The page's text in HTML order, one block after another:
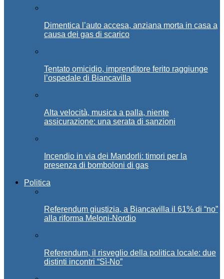
Dimentica l’auto accesa, anziana morta in casa a
causa dei gas di scarico
Tentato omicidio, imprenditore ferito raggiunge
l’ospedale di Biancavilla
Alta velocità, musica a palla, niente
assicurazione: una serata di sanzioni
Incendio in via dei Mandorli: timori per la
presenza di bomboloni di gas
Politica
Referendum giustizia, a Biancavilla il 61% di “no”
alla riforma Meloni-Nordio
Referendum, il risveglio della politica locale: due
distinti incontri “Sì-No”